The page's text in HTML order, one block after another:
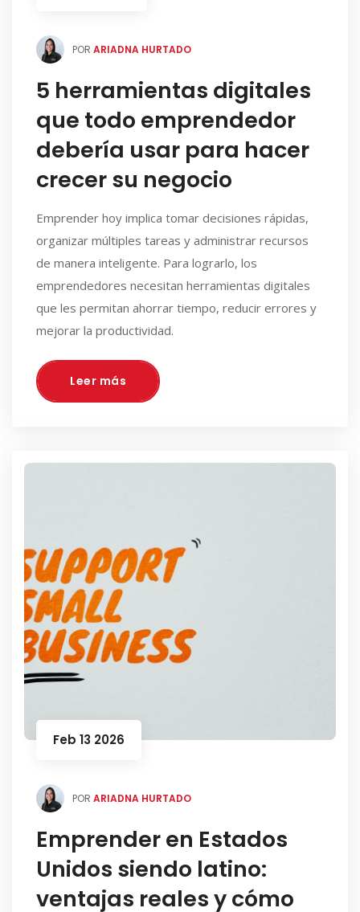
POR ARIADNA HURTADO
5 herramientas digitales
que todo emprendedor
debería usar para hacer
crecer su negocio
Emprender hoy implica tomar decisiones rápidas,
organizar múltiples tareas y administrar recursos
de manera inteligente. Para lograrlo, los
emprendedores necesitan herramientas digitales
que les permitan ahorrar tiempo, reducir errores y
mejorar la productividad.
Leer más
Feb 13 2026
POR ARIADNA HURTADO
Emprender en Estados
Unidos siendo latino:
ventajas reales y cómo